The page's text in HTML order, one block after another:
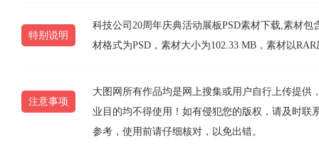
特别说明
科技公司20周年庆典活动展板PSD素材下载,素材包
材格式为PSD，素材大小为102.33 MB，素材以
注意事项
大图网所有作品均是网上搜集或用户自行上传提
业目的均不得使用！如有侵犯您的版权，请及时联
参考，使用前请仔细核对，以免出错。